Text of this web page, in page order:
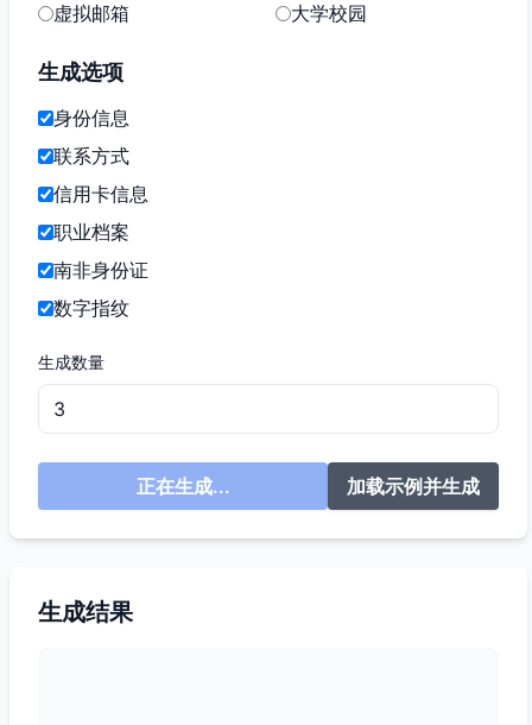
虚拟邮箱
大学校园
生成选项
身份信息
联系方式
信用卡信息
职业档案
南非身份证
数字指纹
生成数量
正在生成... 加载示例并生成
生成结果